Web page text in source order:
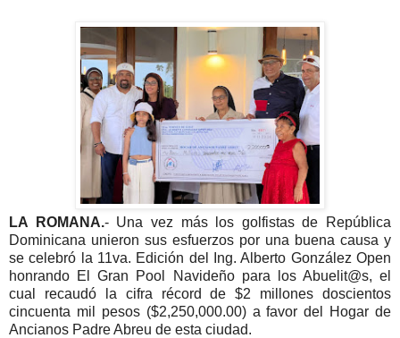
LA ROMANA.- Una vez más los golfistas de República
Dominicana unieron sus esfuerzos por una buena causa y
se celebró la 11va. Edición del Ing. Alberto González Open
honrando El Gran Pool Navideño para los Abuelit@s, el
cual recaudó la cifra récord de $2 millones doscientos
cincuenta mil pesos ($2,250,000.00) a favor del Hogar de
Ancianos Padre Abreu de esta ciudad.